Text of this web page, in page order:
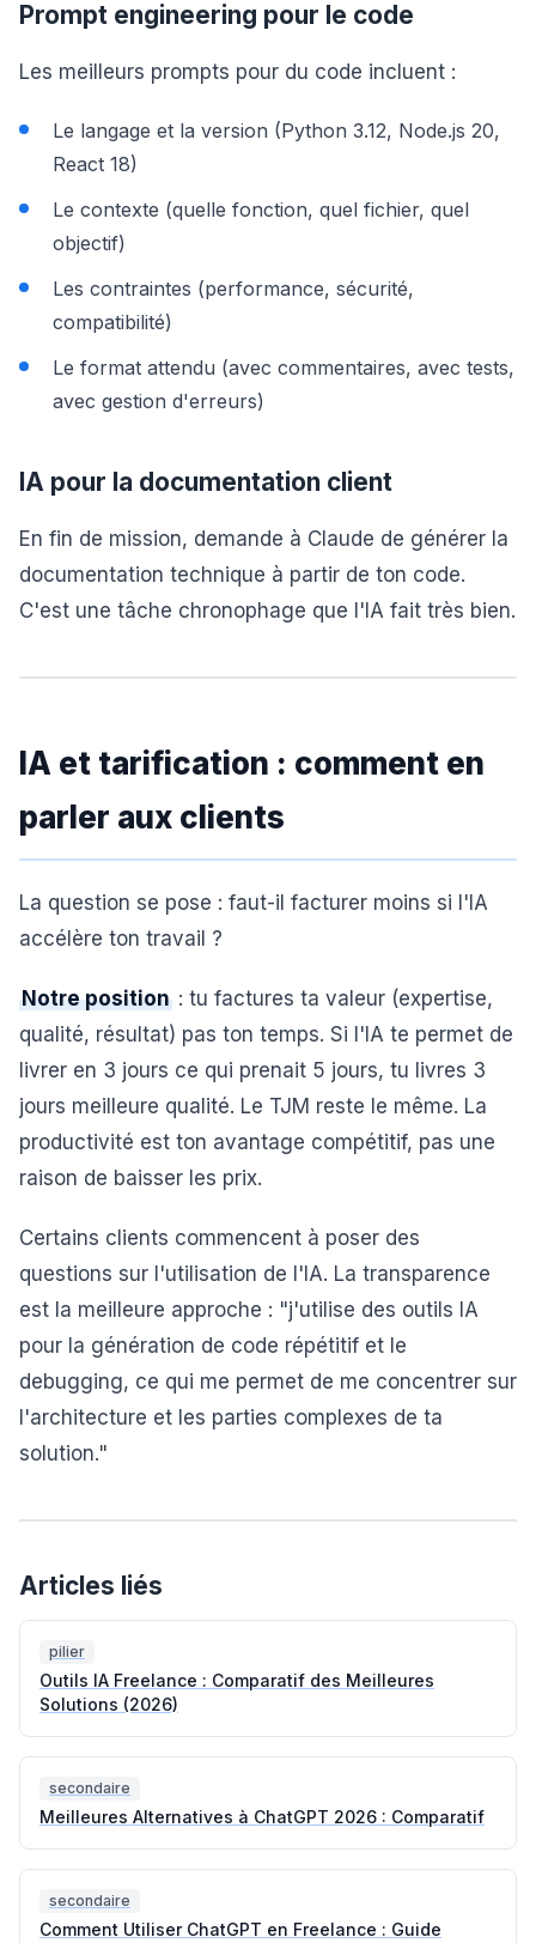
Prompt engineering pour le code
Les meilleurs prompts pour du code incluent :
Le langage et la version (Python 3.12, Node.js 20,
React 18)
Le contexte (quelle fonction, quel fichier, quel
objectif)
Les contraintes (performance, sécurité,
compatibilité)
Le format attendu (avec commentaires, avec tests,
avec gestion d'erreurs)
IA pour la documentation client
En fin de mission, demande à Claude de générer la
documentation technique à partir de ton code.
C'est une tâche chronophage que l'IA fait très bien.
IA et tarification : comment en
parler aux clients
La question se pose : faut-il facturer moins si l'IA
accélère ton travail ?
Notre position : tu factures ta valeur (expertise,
qualité, résultat) pas ton temps. Si l'IA te permet de
livrer en 3 jours ce qui prenait 5 jours, tu livres 3
jours meilleure qualité. Le TJM reste le même. La
productivité est ton avantage compétitif, pas une
raison de baisser les prix.
Certains clients commencent à poser des
questions sur l'utilisation de l'IA. La transparence
est la meilleure approche : "j'utilise des outils IA
pour la génération de code répétitif et le
debugging, ce qui me permet de me concentrer sur
l'architecture et les parties complexes de ta
solution."
Articles liés
pilier
Outils IA Freelance : Comparatif des Meilleures
Solutions (2026)
secondaire
Meilleures Alternatives à ChatGPT 2026 : Comparatif
secondaire
Comment Utiliser ChatGPT en Freelance : Guide